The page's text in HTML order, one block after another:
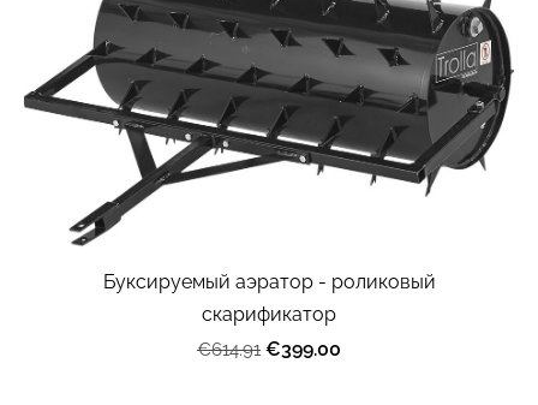
Буксируемый аэратор - роликовый
скарификатор
€614.91 €399.00